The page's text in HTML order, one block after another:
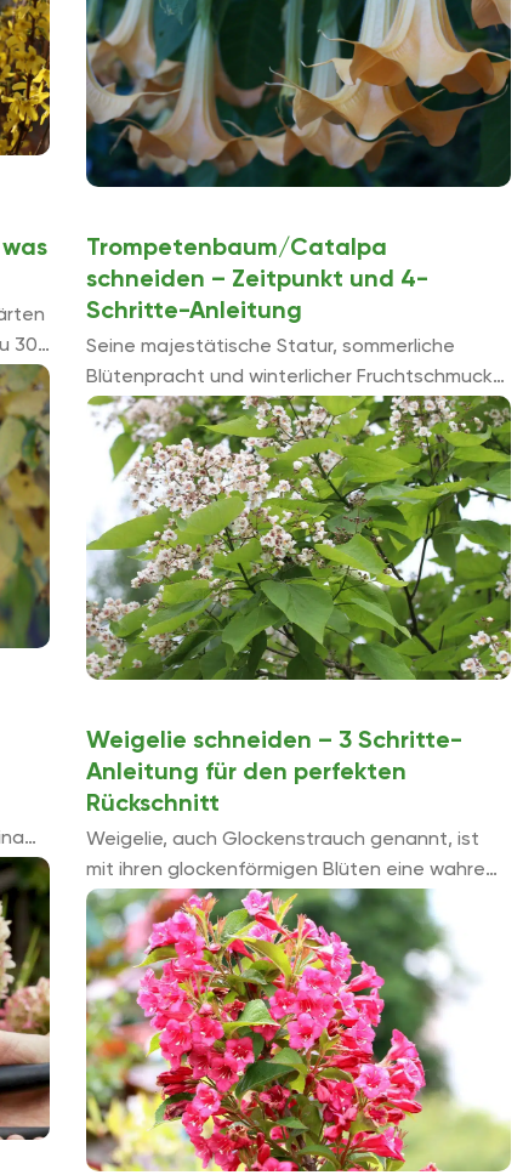
30
Trompetenbaum/Catalpa
schneiden – Zeitpunkt und 4-
Schritte-Anleitung
Seine majestätische Statur, sommerliche
Blütenpracht und winterlicher Fruchtschmuck
lassen einen Rückschnitt am Trompetenbaum
als heikel erscheinen. Tatsächlich erweisen
sich alle prachtvollen Catalpa-Arten als gut
schnittverträglich. ...
die
Weigelie schneiden – 3 Schritte-
Anleitung für den perfekten
Rückschnitt
Weigelie, auch Glockenstrauch genannt, ist
mit ihren glockenförmigen Blüten eine wahre
Augenweide. Der aus Asien stammende
Strauch fühlt sich an einem sonnigen Standort
am wohlsten und besticht ...